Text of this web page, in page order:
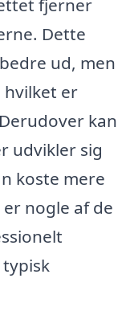
fjerner
Dette
ud, men
hvilket er
kan
udvikler sig
koste mere
nogle af de